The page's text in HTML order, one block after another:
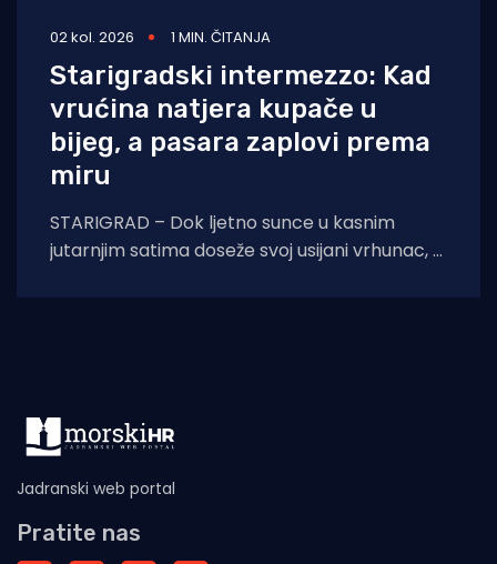
02 kol. 2026 1 MIN. ČITANJA
Starigradski intermezzo: Kad
vrućina natjera kupače u
bijeg, a pasara zaplovi prema
miru
STARIGRAD – Dok ljetno sunce u kasnim
jutarnjim satima doseže svoj usijani vrhunac, a
Jadranski web portal
Pratite nas